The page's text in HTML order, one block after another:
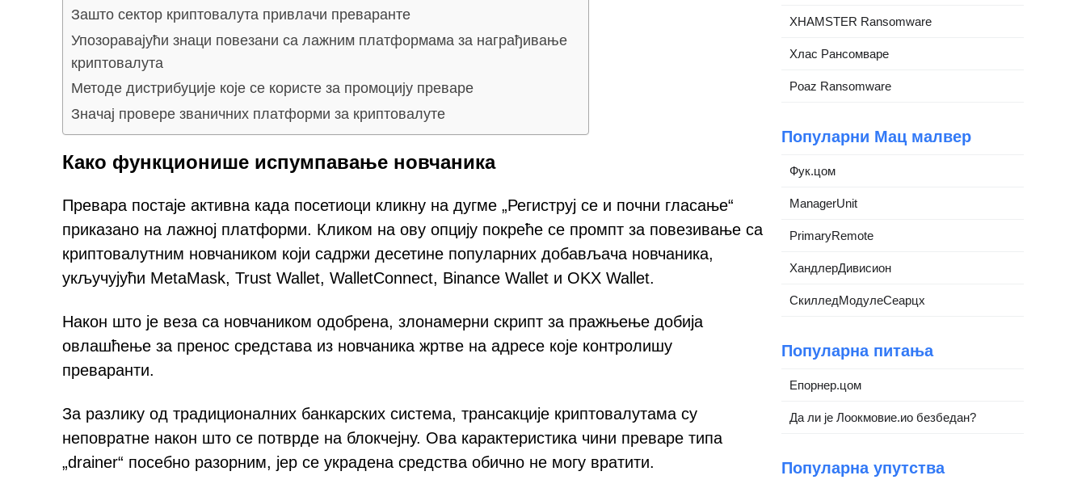
Зашто сектор криптовалута привлачи преваранте
Упозоравајући знаци повезани са лажним платформама за награђивање
криптовалута
Методе дистрибуције које се користе за промоцију преваре
Значај провере званичних платформи за криптовалуте
Како функционише испумпавање новчаника
Превара постаје активна када посетиоци кликну на дугме „Региструј се и почни гласање“
приказано на лажној платформи. Кликом на ову опцију покреће се промпт за повезивање са
криптовалутним новчаником који садржи десетине популарних добављача новчаника,
укључујући MetaMask, Trust Wallet, WalletConnect, Binance Wallet и OKX Wallet.
Након што је веза са новчаником одобрена, злонамерни скрипт за пражњење добија
овлашћење за пренос средстава из новчаника жртве на адресе које контролишу
преваранти.
За разлику од традиционалних банкарских система, трансакције криптовалутама су
неповратне након што се потврде на блокчејну. Ова карактеристика чини преваре типа
„drainer“ посебно разорним, јер се украдена средства обично не могу вратити.
XHAMSTER Ransomware
Хлас Рансомваре
Poaz Ransomware
Популарни Мац малвер
Фук.цом
ManagerUnit
PrimaryRemote
ХандлерДивисион
СкилледМодулеСеарцх
Популарна питања
Епорнер.цом
Да ли је Лоокмовие.ио безбедан?
Популарна упутства